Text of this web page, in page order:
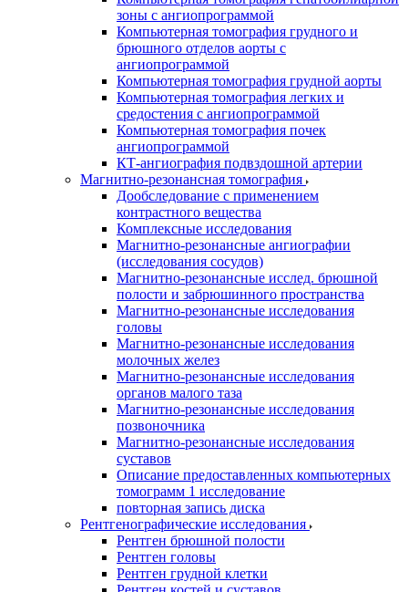
зоны с ангиопрограммой
Компьютерная томография грудного и
брюшного отделов аорты с
ангиопрограммой
Компьютерная томография грудной аорты
Компьютерная томография легких и
средостения с ангиопрограммой
Компьютерная томография почек
ангиопрограммой
КТ-ангиография подвздошной артерии
Магнитно-резонансная томография
Дообследование с применением
контрастного вещества
Комплексные исследования
Магнитно-резонансные ангиографии
(исследования сосудов)
Магнитно-резонансные исслед. брюшной
полости и забрюшинного пространства
Магнитно-резонансные исследования
головы
Магнитно-резонансные исследования
молочных желез
Магнитно-резонансные исследования
органов малого таза
Магнитно-резонансные исследования
позвоночника
Магнитно-резонансные исследования
суставов
Описание предоставленных компьютерных
томограмм 1 исследование
повторная запись диска
Рентгенографические исследования
Рентген брюшной полости
Рентген головы
Рентген грудной клетки